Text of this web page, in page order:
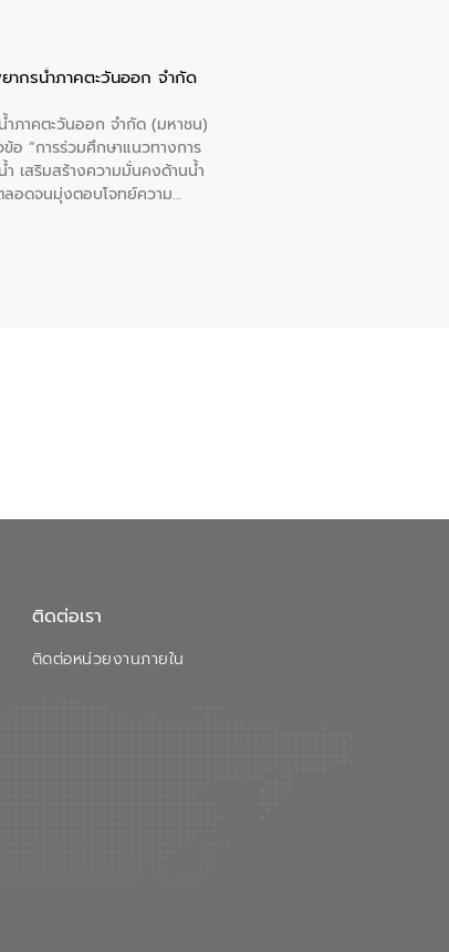
กรน้ำภาคตะวันออก จำกัด
ภาคตะวันออก จำกัด (มหาชน)
“การร่วมศึกษาแนวทางการ
ำ เสริมสร้างความมั่นคงด้านน้ำ
ลอดจนมุ่งตอบโจทย์ความ
รั้งนี้เป็นการดึงจุดแข็งและ
แวดล้อมได้อย่างเป็นรูปธรรม
มวางรากฐานโครงสร้างพื้น
สากล
ติดต่อเรา
ติดต่อหน่วยงานภายใน